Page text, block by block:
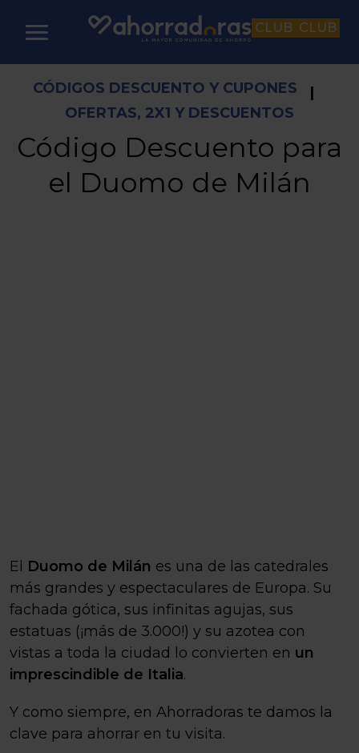
CLUB CLUB
CÓDIGOS DESCUENTO Y CUPONES
|
OFERTAS, 2X1 Y DESCUENTOS
Código Descuento para
el Duomo de Milán
El Duomo de Milán es una de las catedrales
más grandes y espectaculares de Europa. Su
fachada gótica, sus infinitas agujas, sus
estatuas (¡más de 3.000!) y su azotea con
vistas a toda la ciudad lo convierten en un
imprescindible de Italia.
Y como siempre, en Ahorradoras te damos la
clave para ahorrar en tu visita.